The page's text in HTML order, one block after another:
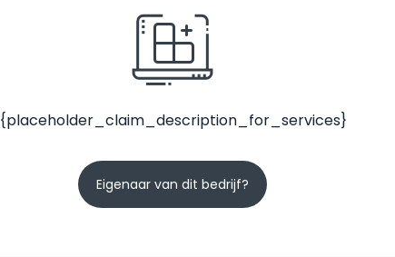
{placeholder_claim_description_for_services}
Eigenaar van dit bedrijf?